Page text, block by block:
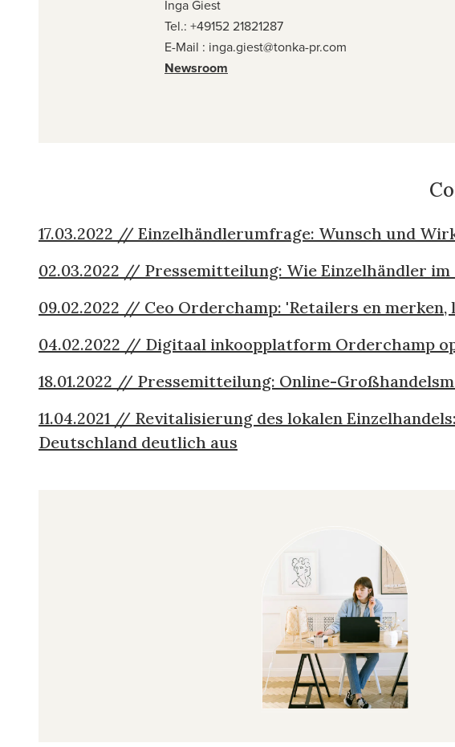
Inga Giest
Tel.: +49152 21821287
E-Mail : inga.giest@tonka-pr.com
Newsroom
17.03.2022 // Einzelhändlerumfrage: Wunsch und
02.03.2022 // Pressemitteilung: Wie Einzelhändler
09.02.2022 // Ceo Orderchamp: 'Retailers en
04.02.2022 // Digitaal inkoopplatform Orderchamp
18.01.2022 // Pressemitteilung: Online-
11.04.2021 // Revitalisierung des lokalen
Deutschland deutlich aus